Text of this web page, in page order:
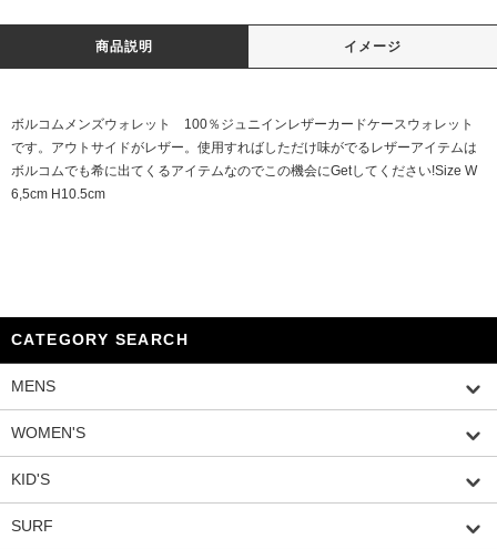
商品説明 イメージ
ボルコムメンズウォレット 100％ジュニインレザーカードケースウォレット
です。アウトサイドがレザー。使用すればしただけ味がでるレザーアイテムは
ボルコムでも希に出てくるアイテムなのでこの機会にGetしてください!Size W
6,5cm H10.5cm
CATEGORY SEARCH
MENS
WOMEN'S
KID'S
SURF